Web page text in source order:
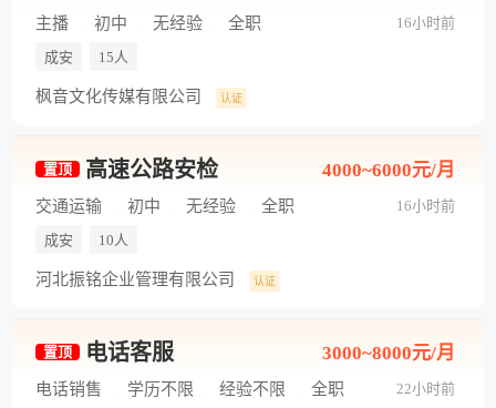
16小时前
主播 初中 无经验 全职
成安 15人
枫音文化传媒有限公司 认证
置顶 高速公路安检
16小时前
4000~6000元/月
交通运输 初中 无经验 全职
成安 10人
河北振铭企业管理有限公司 认证
置顶 电话客服
22小时前
3000~8000元/月
电话销售 学历不限 经验不限 全职